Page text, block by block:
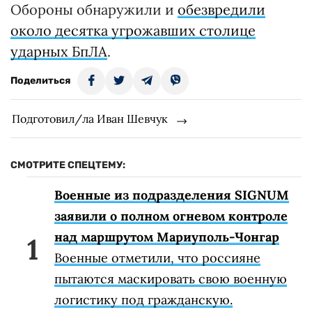
Обороны обнаружили и обезвредили
около десятка угрожавших столице
ударных БпЛА.
Поделиться
Подготовил/ла Иван Шевчук
СМОТРИТЕ СПЕЦТЕМУ:
Военные из подразделения SIGNUM
заявили о полном огневом контроле
над маршрутом Мариуполь-Чонгар
Военные отметили, что россияне
пытаются маскировать свою военную
логистику под гражданскую.